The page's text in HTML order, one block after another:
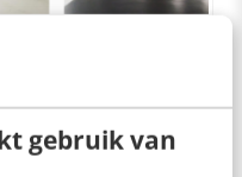
gebruik van